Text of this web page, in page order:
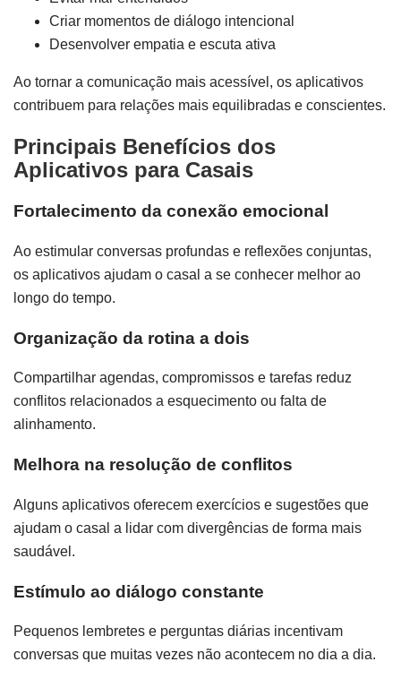
Criar momentos de diálogo intencional
Desenvolver empatia e escuta ativa
Ao tornar a comunicação mais acessível, os aplicativos
contribuem para relações mais equilibradas e conscientes.
Principais Benefícios dos
Aplicativos para Casais
Fortalecimento da conexão emocional
Ao estimular conversas profundas e reflexões conjuntas,
os aplicativos ajudam o casal a se conhecer melhor ao
longo do tempo.
Organização da rotina a dois
Compartilhar agendas, compromissos e tarefas reduz
conflitos relacionados a esquecimento ou falta de
alinhamento.
Melhora na resolução de conflitos
Alguns aplicativos oferecem exercícios e sugestões que
ajudam o casal a lidar com divergências de forma mais
saudável.
Estímulo ao diálogo constante
Pequenos lembretes e perguntas diárias incentivam
conversas que muitas vezes não acontecem no dia a dia.